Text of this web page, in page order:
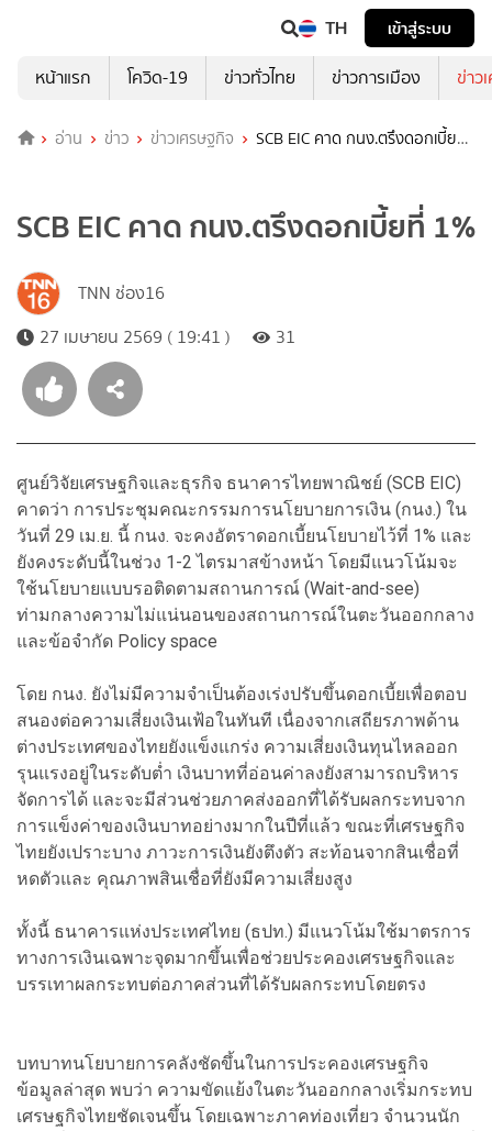
TH
เข้าสู่ระบบ
หน้าแรก
โควิด-19 ข่าวทั่วไทย ข่าวการเมือง ข่าว
อ่าน ข่าว ข่าวเศรษฐกิจ
SCB EIC คาด กนง.ตรึงดอกเบี้ยที่
SCB EIC คาด กนง.ตรึงดอกเบี้ยที่ 1%
TNN ช่อง16
27 เมษายน 2569 ( 19:41 )
31
ศูนย์วิจัยเศรษฐกิจและธุรกิจ ธนาคารไทยพาณิชย์ (SCB EIC)
คาดว่า การประชุมคณะกรรมการนโยบายการเงิน (กนง.) ใน
วันที่ 29 เม.ย. นี้ กนง. จะคงอัตราดอกเบี้ยนโยบายไว้ที่ 1% และ
ยังคงระดับนี้ในช่วง 1-2 ไตรมาสข้างหน้า โดยมีแนวโน้มจะ
ใช้นโยบายแบบรอติดตามสถานการณ์ (Wait-and-see)
ท่ามกลางความไม่แน่นอนของสถานการณ์ในตะวันออกกลาง
และข้อจำกัด Policy space
โดย กนง. ยังไม่มีความจำเป็นต้องเร่งปรับขึ้นดอกเบี้ยเพื่อตอบ
สนองต่อความเสี่ยงเงินเฟ้อในทันที เนื่องจากเสถียรภาพด้าน
ต่างประเทศของไทยยังแข็งแกร่ง ความเสี่ยงเงินทุนไหลออก
รุนแรงอยู่ในระดับต่ำ เงินบาทที่อ่อนค่าลงยังสามารถบริหาร
จัดการได้ และจะมีส่วนช่วยภาคส่งออกที่ได้รับผลกระทบจาก
การแข็งค่าของเงินบาทอย่างมากในปีที่แล้ว ขณะที่เศรษฐกิจ
ไทยยังเปราะบาง ภาวะการเงินยังตึงตัว สะท้อนจากสินเชื่อที่
หดตัวและ คุณภาพสินเชื่อที่ยังมีความเสี่ยงสูง
ทั้งนี้ ธนาคารแห่งประเทศไทย (ธปท.) มีแนวโน้มใช้มาตรการ
ทางการเงินเฉพาะจุดมากขึ้นเพื่อช่วยประคองเศรษฐกิจและ
บรรเทาผลกระทบต่อภาคส่วนที่ได้รับผลกระทบโดยตรง
บทบาทนโยบายการคลังชัดขึ้นในการประคองเศรษฐกิจ
ข้อมูลล่าสุด พบว่า ความขัดแย้งในตะวันออกกลางเริ่มกระทบ
เศรษฐกิจไทยชัดเจนขึ้น โดยเฉพาะภาคท่องเที่ยว จำนวนนัก